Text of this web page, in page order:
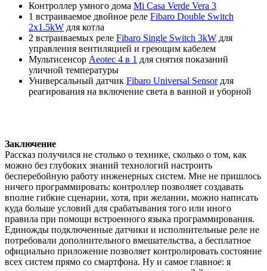
Контроллер умного дома Mi Casa Verde Vera 3
1 встраиваемое двойное реле Fibaro Double Switch
2x1.5kW для котла
2 встраиваемых реле Fibaro Single Switch 3kW для
управления вентиляцией и греющим кабелем
Мультисенсор Aeotec 4 в 1 для снятия показаний
уличной температуры
Универсальный датчик Fibaro Universal Sensorдля
реагирования на включение света в ванной и уборной
Заключение
Рассказ получился не столько о технике, сколько о том, как
можно без глубоких знаний технологий настроить
бесперебойную работу инженерных систем. Мне не пришлось
ничего программировать: контроллер позволяет создавать
вполне гибкие сценарии, хотя, при желании, можно написать
куда больше условий для срабатывания того или иного
правила при помощи встроенного языка программирования.
Единожды подключенные датчики и исполнительные реле не
потребовали дополнительного вмешательства, а бесплатное
официально приложение позволяет контролировать состояние
всех систем прямо со смартфона. Ну и самое главное: я